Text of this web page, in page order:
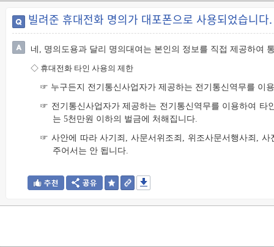
빌려준 휴대전화 명의가 대포폰으로 사용되었습니
네, 명의도용과 달리 명의대여는 본인의 정보를 직접 제공하여
◇ 휴대전화 타인 사용의 제한
☞ 누구든지 전기통신사업자가 제공하는 전기통신역무를 이
☞ 전기통신사업자가 제공하는 전기통신역무를 이용하여 타
는 5천만원 이하의 벌금에 처해집니다.
☞ 사안에 따라 사기죄, 사문서위조죄, 위조사문서행사죄,
주어서는 안 됩니다.